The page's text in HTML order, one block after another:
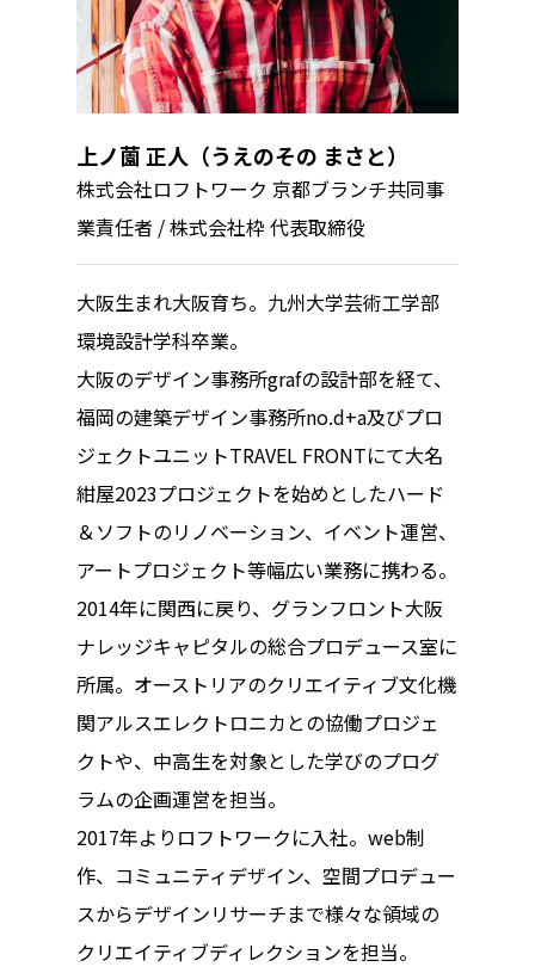
上ノ薗 正人（うえのその まさと）
株式会社ロフトワーク 京都ブランチ共同事
業責任者 / 株式会社枠 代表取締役
大阪生まれ大阪育ち。九州大学芸術工学部
環境設計学科卒業。
大阪のデザイン事務所grafの設計部を経て、
福岡の建築デザイン事務所no.d+a及びプロ
ジェクトユニットTRAVEL FRONTにて大名
紺屋2023プロジェクトを始めとしたハード
＆ソフトのリノベーション、イベント運営、
アートプロジェクト等幅広い業務に携わる。
2014年に関西に戻り、グランフロント大阪
ナレッジキャピタルの総合プロデュース室に
所属。オーストリアのクリエイティブ文化機
関アルスエレクトロニカとの協働プロジェ
クトや、中高生を対象とした学びのプログ
ラムの企画運営を担当。
2017年よりロフトワークに入社。web制
作、コミュニティデザイン、空間プロデュー
スからデザインリサーチまで様々な領域の
クリエイティブディレクションを担当。